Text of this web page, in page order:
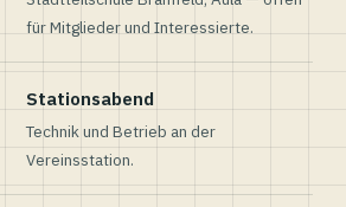
für Mitglieder und Interessierte.
Stationsabend
Technik und Betrieb an der
Vereinsstation.